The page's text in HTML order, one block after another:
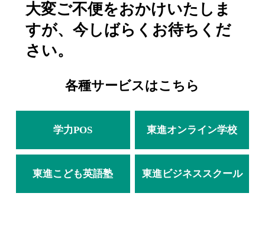
大変ご不便をおかけいたしま
すが、今しばらくお待ちくだ
さい。
各種サービスはこちら
学力POS 東進オンライン学校
東進こども英語塾 東進ビジネススクール